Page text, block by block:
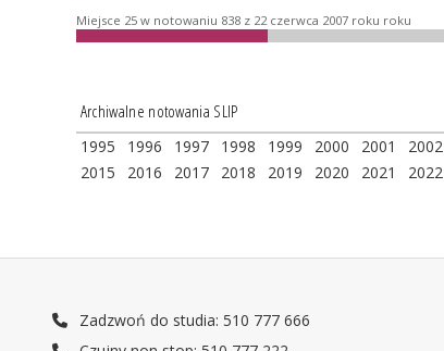
Miejsce 25 w notowaniu 838 z 22 czerwca 2007 roku roku
Archiwalne notowania SLIP
1995 1996 1997 1998 1999 2000 2001 2002
2015
2016 2017 2018 2019 2020 2021 2022
Zadzwoń do studia: 510 777 666